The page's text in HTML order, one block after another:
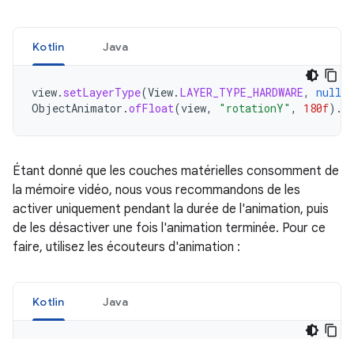
Kotlin Java
view. setLayerType(View. LAYER_TYPE_HARDWARE, null
ObjectAnimator .ofFloat(view, "rotationY" , 180f).
Étant donné que les couches matérielles consomment de
la mémoire vidéo, nous vous recommandons de les
activer uniquement pendant la durée de l'animation, puis
de les désactiver une fois l'animation terminée. Pour ce
faire, utilisez les écouteurs d'animation :
Kotlin Java